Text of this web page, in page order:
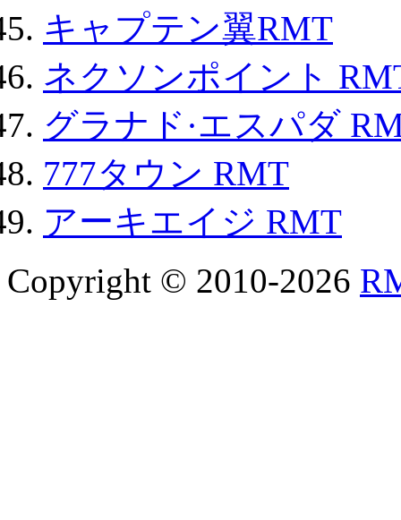
キャプテン翼RMT
ネクソンポイント
グラナド·エスパダ
777タウン RMT
アーキエイジ RMT
Copyright © 2010-2026